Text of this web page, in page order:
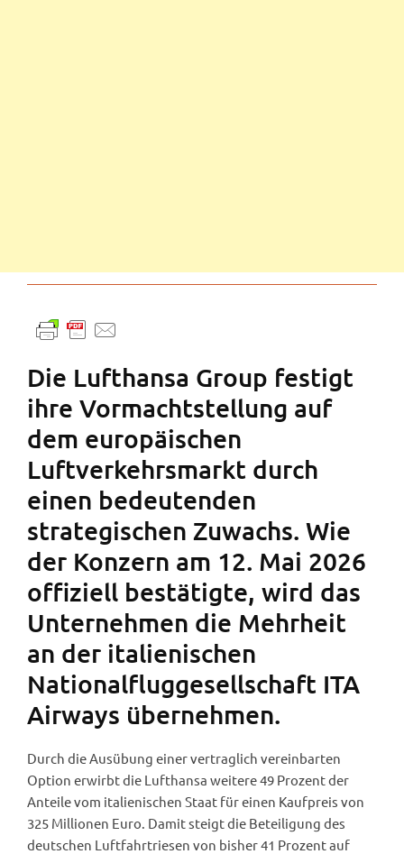
Die Lufthansa Group festigt
ihre Vormachtstellung auf
dem europäischen
Luftverkehrsmarkt durch
einen bedeutenden
strategischen Zuwachs. Wie
der Konzern am 12. Mai 2026
offiziell bestätigte, wird das
Unternehmen die Mehrheit
an der italienischen
Nationalfluggesellschaft ITA
Airways übernehmen.
Durch die Ausübung einer vertraglich vereinbarten
Option erwirbt die Lufthansa weitere 49 Prozent der
Anteile vom italienischen Staat für einen Kaufpreis von
325 Millionen Euro. Damit steigt die Beteiligung des
deutschen Luftfahrtriesen von bisher 41 Prozent auf